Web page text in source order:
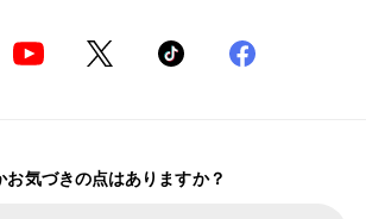
お気づきの点はありますか？